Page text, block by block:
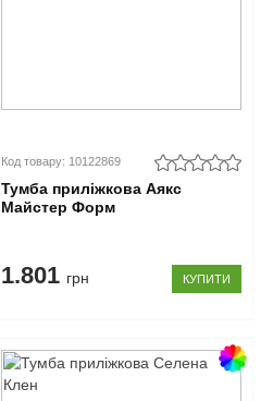
Код товару: 10122869
Тумба приліжкова Аякс
Майстер Форм
1.801 грн КУПИТИ